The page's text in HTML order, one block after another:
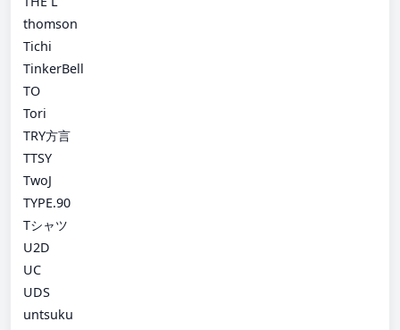
thomson
Tichi
TinkerBell
TO
Tori
TRY方言
TTSY
TwoJ
TYPE.90
Tシャツ
U2D
UC
UDS
untsuku